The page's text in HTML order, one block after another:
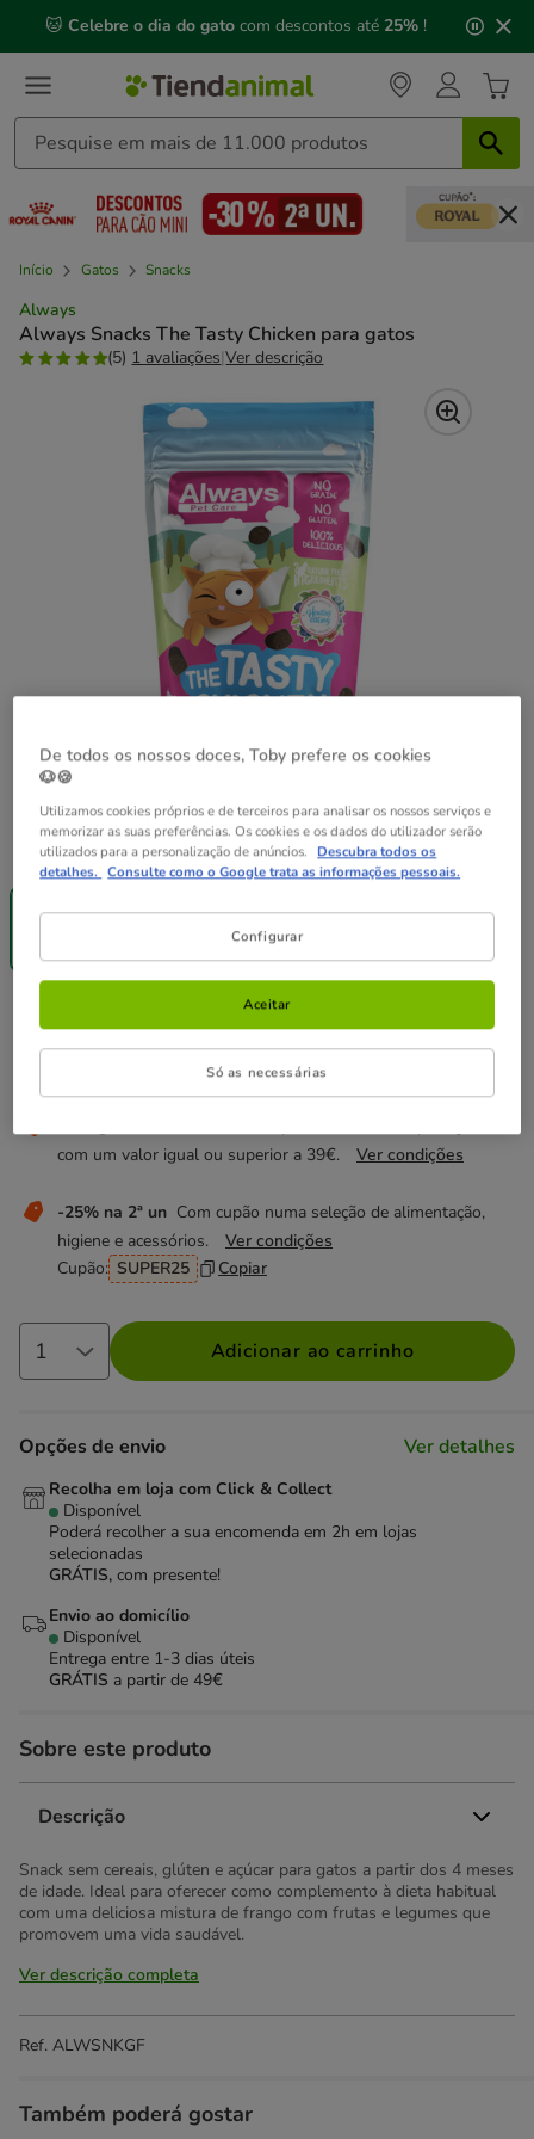
mensagem,
🐱 Celebre o dia do gato com descontos até 25% !
Início Gatos Snacks
Always
Always Snacks The Tasty Chicken para gatos
(5) 1 avaliações|Ver descrição
Peso:60 g
Entrega
Grátis
Não perca estas promoções!
com um valor igual ou superior a 39€.
Ver condições
-25% na 2ª un Com cupão numa seleção de alimentação,
higiene e acessórios.
Ver condições
Cupão: SUPER25 Copiar
2.19€
Adicionar ao carrinho
Opções de envio Ver detalhes
Recolha em loja com Click & Collect
Disponível
Poderá recolher a sua encomenda em 2h em lojas
selecionadas
GRÁTIS, com presente!
Envio ao domicílio
Disponível
Entrega entre 1-3 dias úteis
GRÁTIS a partir de 49€
Sobre este produto
Descrição
Snack sem cereais, glúten e açúcar para gatos a partir dos 4 meses
de idade. Ideal para oferecer como complemento à dieta habitual
com uma deliciosa mistura de frango com frutas e legumes que
promovem uma vida saudável.
Ver descrição completa
Ref. ALWSNKGF
Também poderá gostar
De todos os nossos doces, Toby prefere os cookies
🐶🍪
Utilizamos cookies próprios e de terceiros para analisar os nossos serviços e
memorizar as suas preferências. Os cookies e os dados do utilizador serão
utilizados para a personalização de anúncios. Descubra todos os
detalhes. Consulte como o Google trata as informações pessoais.
Configurar
Só as necessárias
Aceitar